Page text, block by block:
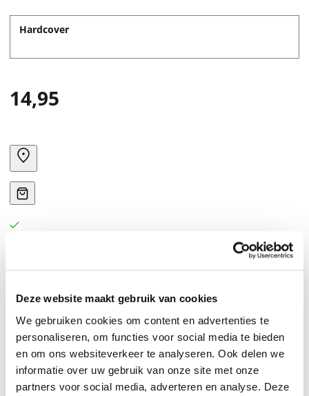
Deze website maakt gebruik van cookies
We gebruiken cookies om content en advertenties te
personaliseren, om functies voor social media te bieden
en om ons websiteverkeer te analyseren. Ook delen we
informatie over uw gebruik van onze site met onze
partners voor social media, adverteren en analyse. Deze
Hardcover
14,95